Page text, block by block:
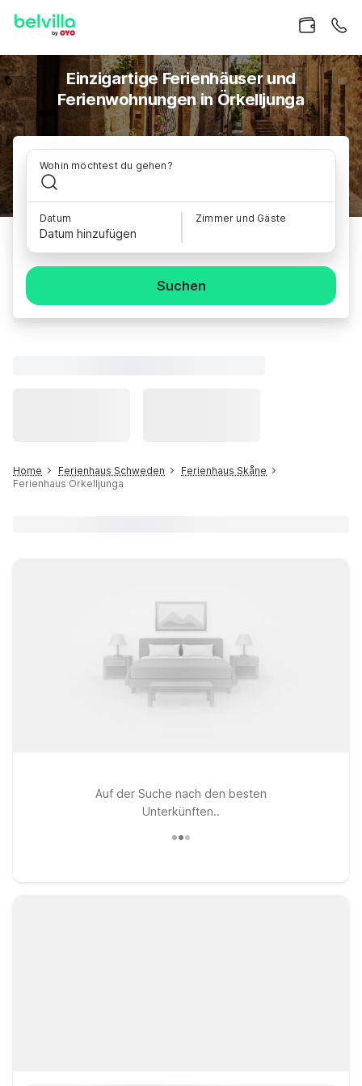
Einzigartige Ferienhäuser und
Ferienwohnungen in Örkelljunga
Wohin möchtest du gehen?
Datum
Datum hinzufügen
Zimmer und Gäste
Suchen
Home Ferienhaus Schweden
Ferienhaus Skåne
Ferienhaus Örkelljunga
Auf der Suche nach den besten
Unterkünften..